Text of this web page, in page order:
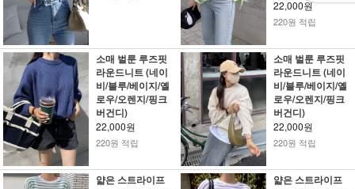
22,000원
220원 적립
소매 벌룬 루즈핏
라운드니트 (네이
비/블루/베이지/옐
로우/오렌지/핑크
버건디)
22,000원
220원 적립
소매 벌룬 루즈핏
라운드니트 (네이
비/블루/베이지/옐
로우/오렌지/핑크
버건디)
22,000원
220원 적립
얇은 스트라이프
얇은 스트라이프